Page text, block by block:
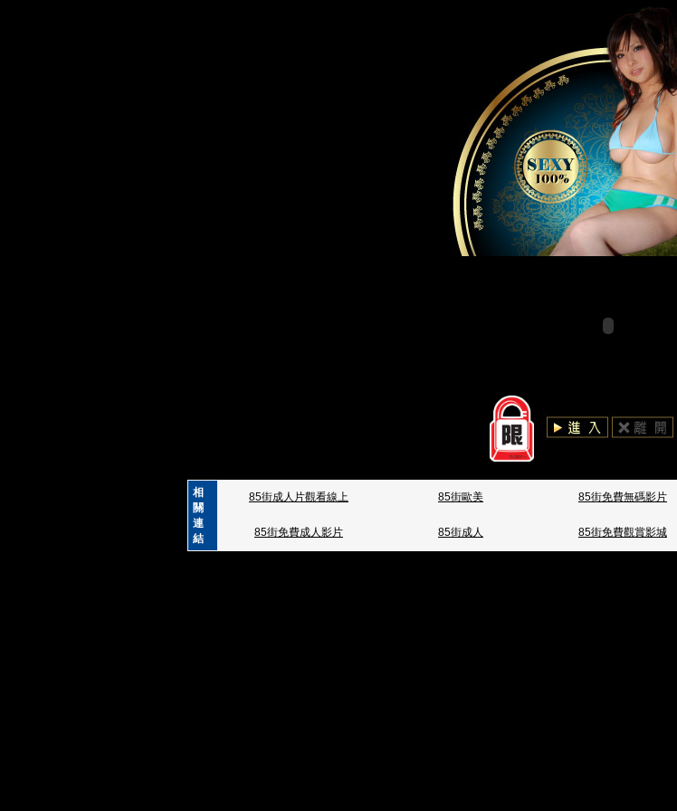
相
關
連
結
85街成人片觀看線上 85街歐美 85街免費無碼影片
85街免費成人影片 85街成人 85街免費觀賞影城